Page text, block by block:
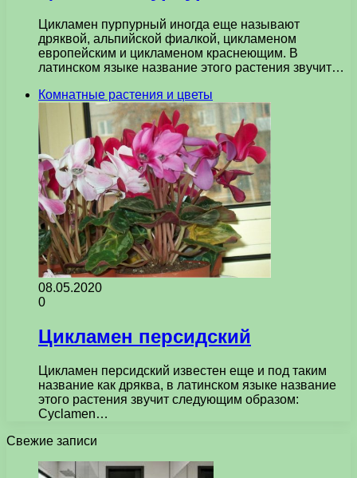
Цикламен пурпурный иногда еще называют
дряквой, альпийской фиалкой, цикламеном
европейским и цикламеном краснеющим. В
латинском языке название этого растения звучит…
Комнатные растения и цветы
08.05.2020
0
Цикламен персидский
Цикламен персидский известен еще и под таким
название как дряква, в латинском языке название
этого растения звучит следующим образом:
Cyclamen…
Свежие записи